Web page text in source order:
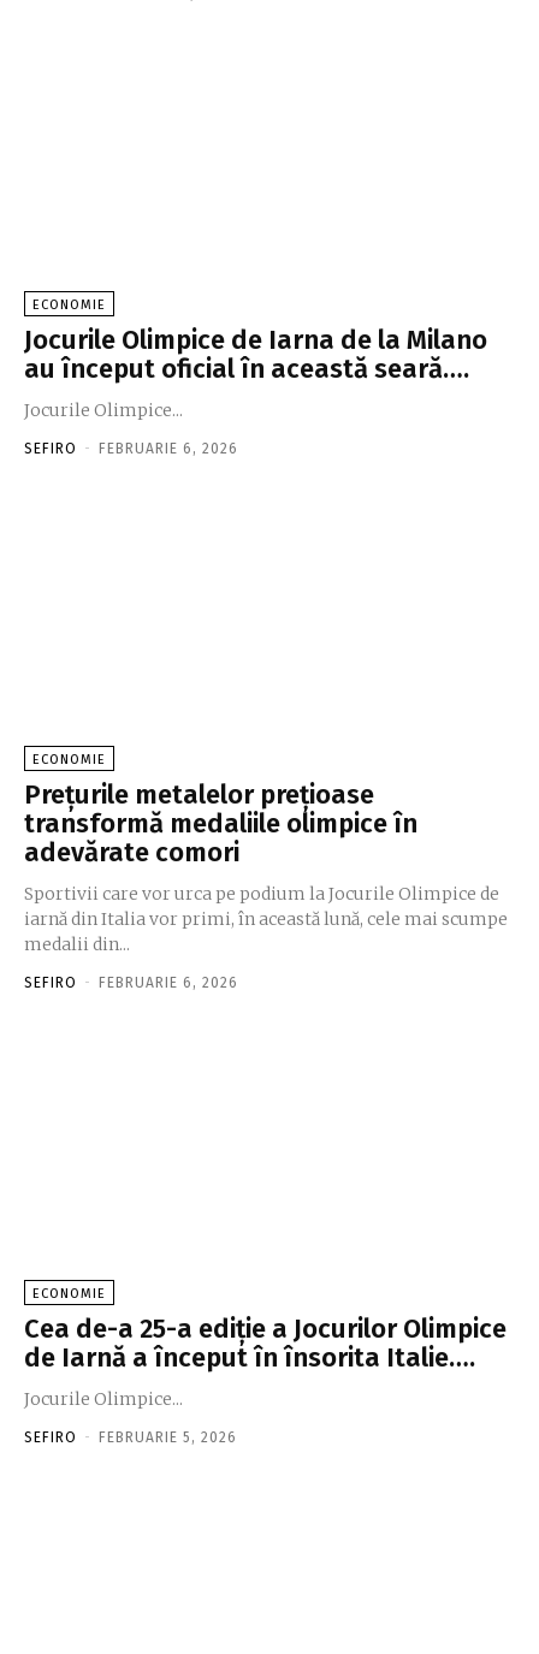
ECONOMIE
Jocurile Olimpice de Iarna de la Milano
au început oficial în această seară….
Jocurile Olimpice...
SEFIRO - FEBRUARIE 6, 2026
ECONOMIE
Prețurile metalelor prețioase
transformă medaliile olimpice în
adevărate comori
Sportivii care vor urca pe podium la Jocurile Olimpice de
iarnă din Italia vor primi, în această lună, cele mai scumpe
medalii din...
SEFIRO - FEBRUARIE 6, 2026
ECONOMIE
Cea de-a 25-a ediţie a Jocurilor Olimpice
de Iarnă a început în însorita Italie….
Jocurile Olimpice...
SEFIRO - FEBRUARIE 5, 2026